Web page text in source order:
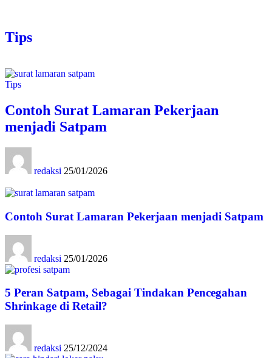
Tips
Tips
Contoh Surat Lamaran Pekerjaan
menjadi Satpam
redaksi 25/01/2026
Contoh Surat Lamaran Pekerjaan menjadi Satpam
redaksi 25/01/2026
5 Peran Satpam, Sebagai Tindakan Pencegahan
Shrinkage di Retail?
redaksi 25/12/2024